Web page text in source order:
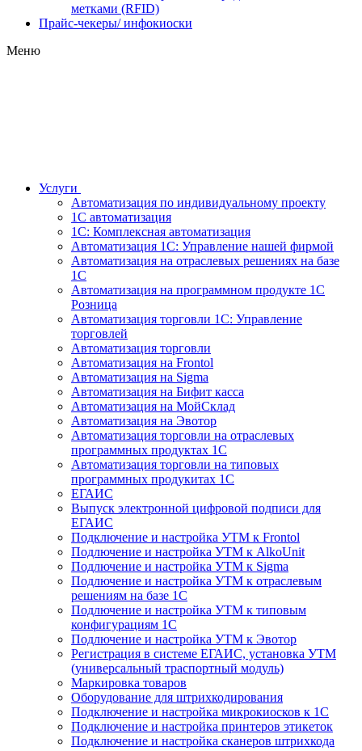
метками (RFID)
Прайс-чекеры/ инфокиоски
Меню
Услуги
Автоматизация по индивидуальному проекту
1С автоматизация
1С: Комплексная автоматизация
Автоматизация 1С: Управление нашей фирмой
Автоматизация на отраслевых решениях на базе
1С
Автоматизация на программном продукте 1С
Розница
Автоматизация торговли 1С: Управление
торговлей
Автоматизация торговли
Автоматизация на Frontol
Автоматизация на Sigma
Автоматизация на Бифит касса
Автоматизация на МойСклад
Автоматизация на Эвотор
Автоматизация торговли на отраслевых
программных продуктах 1С
Автоматизация торговли на типовых
программных продукитах 1С
ЕГАИС
Выпуск электронной цифровой подписи для
ЕГАИС
Подключение и настройка УТМ к Frontol
Подлючение и настройка УТМ к AlkoUnit
Подлючение и настройка УТМ к Sigma
Подлючение и настройка УТМ к отраслевым
решениям на базе 1С
Подлючение и настройка УТМ к типовым
конфигурациям 1С
Подлючение и настройка УТМ к Эвотор
Регистрация в системе ЕГАИС, установка УТМ
(универсальный траспортный модуль)
Маркировка товаров
Оборудование для штрихкодирования
Подключение и настройка микрокиосков к 1С
Подключение и настройка принтеров этикеток
Подключение и настройка сканеров штрихкода